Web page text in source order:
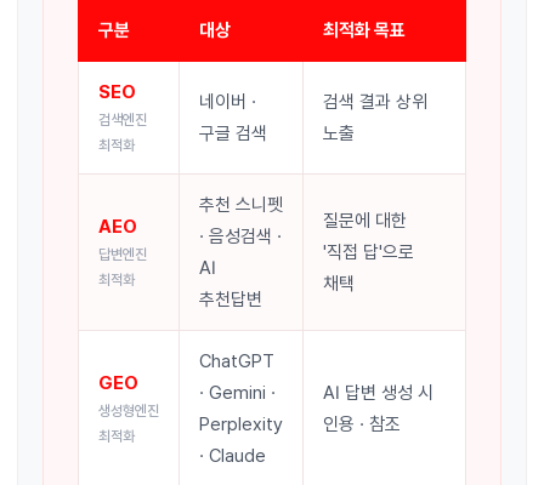
구분 대상 최적화 목표
SEO
검색엔진
최적화
네이버 ·
구글 검색
검색 결과 상위
노출
AEO
답변엔진
최적화
추천 스니펫
· 음성검색 ·
AI
추천답변
질문에 대한
'직접 답'으로
채택
GEO
생성형엔진
최적화
ChatGPT
· Gemini ·
Perplexity
· Claude
AI 답변 생성 시
인용 · 참조